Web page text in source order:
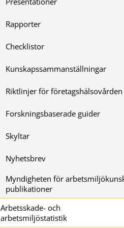
Rapporter
Checklistor
Kunskapssammanställningar
Riktlinjer för företagshälsovården
Forskningsbaserade guider
Skyltar
Nyhetsbrev
Myndigheten för
publikationer
Arbetsskade- och
arbetsmiljöstatistik